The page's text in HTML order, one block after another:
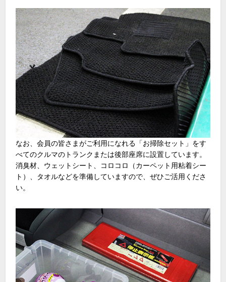
なお、会員の皆さまがご利用になれる「お掃除セット」をす
べてのクルマのトランクまたは後部座席に設置しています。
消臭材、ウェットシート、コロコロ（カーペット用粘着シー
ト）、タオルなどを準備していますので、ぜひご活用くださ
い。